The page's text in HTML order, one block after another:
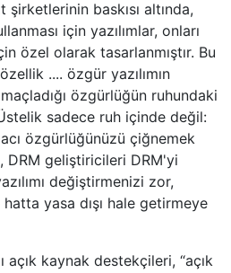
şirketlerinin baskısı altında,
için yazılımlar, onları
özel olarak tasarlanmıştır. Bu
.... özgür yazılımın
özgürlüğün ruhundaki
sadece ruh içinde değil:
özgürlüğünüzü çiğnemek
DRM geliştiricileri DRM'yi
değiştirmenizi zor,
hatta yasa dışı hale getirmeye
açık kaynak destekçileri, “açık